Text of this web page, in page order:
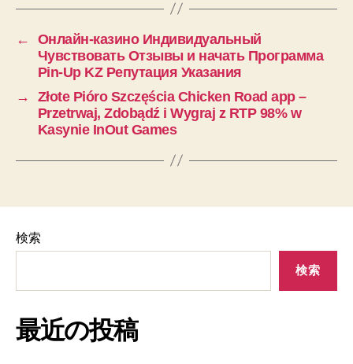
←
Онлайн-казино Индивидуальный
Чувствовать Отзывы и начать Программа
Pin-Up KZ Репутация Указания
→
Złote Pióro Szczęścia Chicken Road app –
Przetrwaj, Zdobądź i Wygraj z RTP 98% w
Kasynie InOut Games
検索
検索
最近の投稿